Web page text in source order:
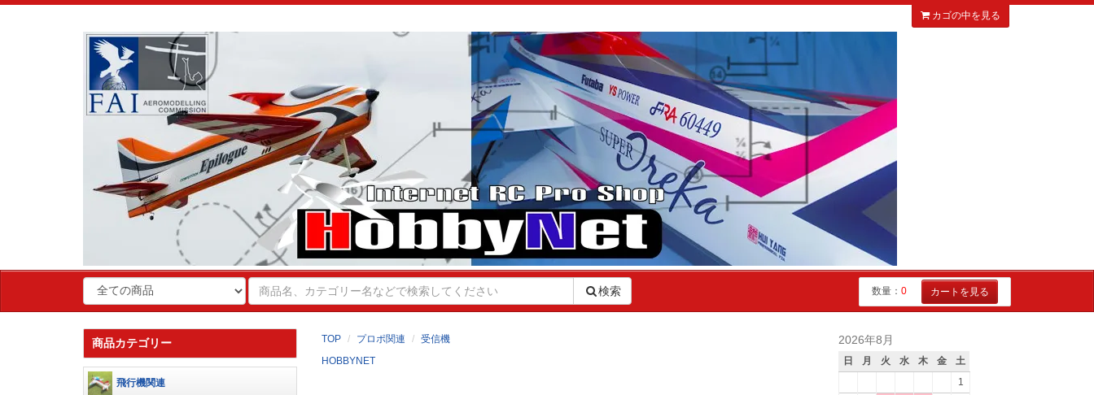
カゴの中を見る
検索 数量： 0 カートを見る
TOP プロポ関連
受信機
HOBBYNET
商品カテゴリー
飛行機関連
2026年8月
日 月 火 水 木 金
土
1